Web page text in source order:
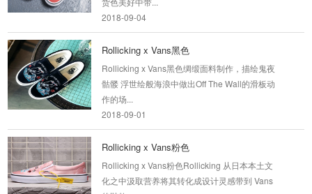
2018-09-04
Rollicking x Vans黑色绸缎面料制作，描绘鬼夜
骷髅 浮世绘般海浪中做出Off The Wall的滑板动
作的场...
2018-09-01
Rollicking x Vans粉色Rollicking 从日本本土文
化之中汲取营养将其转化成设计灵感带到 Vans
的鞋款...